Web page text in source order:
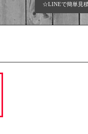
☆LINEで簡単見